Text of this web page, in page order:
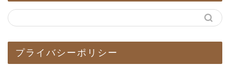
プライバシーポリシー